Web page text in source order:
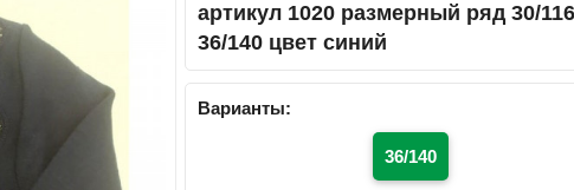
артикул 1020 размерный ряд 30/
36/140 цвет синий
Варианты:
36/140